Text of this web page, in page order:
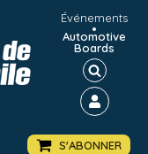
Événements
•
Automotive
Boards
S'ABONNER